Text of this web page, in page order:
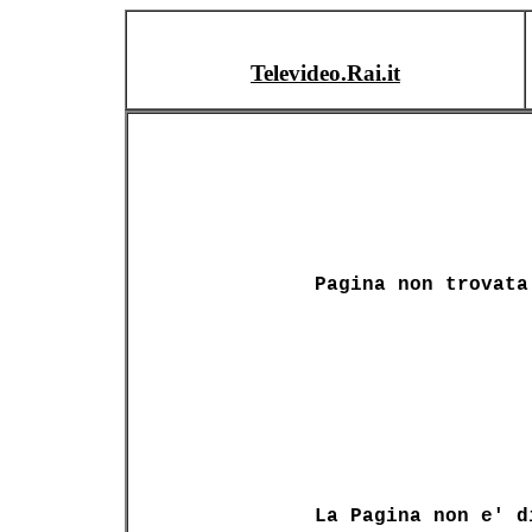
Televideo.Rai.it
Pagina non trovata
La Pagina non e'